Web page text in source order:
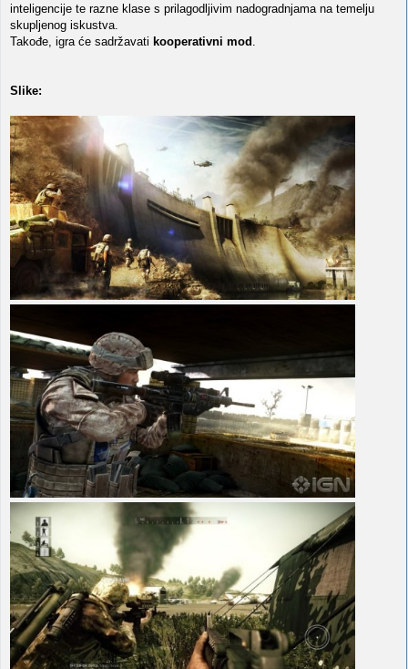
inteligencije te razne klase s prilagodljivim nadogradnjama na temelju
skupljenog iskustva.
Takođe, igra će sadržavati kooperativni mod .
Slike: